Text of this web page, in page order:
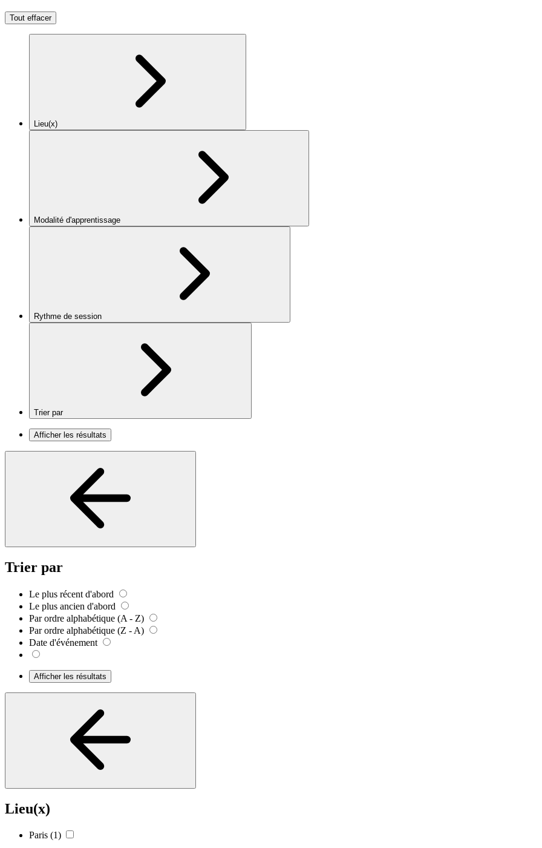
Tout effacer
Lieu(x)
Modalité d'apprentissage
Rythme de session
Trier par
Afficher les résultats
Trier par
Le plus récent d'abord
Le plus ancien d'abord
Par ordre alphabétique (A - Z)
Par ordre alphabétique (Z - A)
Date d'événement
Afficher les résultats
Lieu(x)
Paris (1)